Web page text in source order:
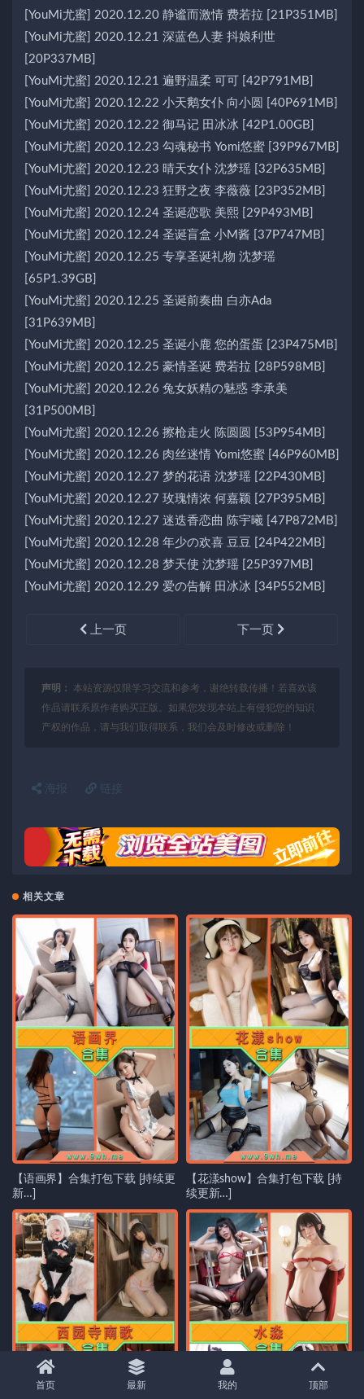
[YouMi尤蜜] 2020.12.20 静谧而激情 费若拉 [21P351MB]
[YouMi尤蜜] 2020.12.21 深蓝色人妻 抖娘利世
[20P337MB]
[YouMi尤蜜] 2020.12.21 遍野温柔 可可 [42P791MB]
[YouMi尤蜜] 2020.12.22 小天鹅女仆 向小圆 [40P691MB]
[YouMi尤蜜] 2020.12.22 御马记 田冰冰 [42P1.00GB]
[YouMi尤蜜] 2020.12.23 勾魂秘书 Yomi悠蜜 [39P967MB]
[YouMi尤蜜] 2020.12.23 晴天女仆 沈梦瑶 [32P635MB]
[YouMi尤蜜] 2020.12.23 狂野之夜 李薇薇 [23P352MB]
[YouMi尤蜜] 2020.12.24 圣诞恋歌 美熙 [29P493MB]
[YouMi尤蜜] 2020.12.24 圣诞盲盒 小M酱 [37P747MB]
[YouMi尤蜜] 2020.12.25 专享圣诞礼物 沈梦瑶
[65P1.39GB]
[YouMi尤蜜] 2020.12.25 圣诞前奏曲 白亦Ada
[31P639MB]
[YouMi尤蜜] 2020.12.25 圣诞小鹿 您的蛋蛋 [23P475MB]
[YouMi尤蜜] 2020.12.25 豪情圣诞 费若拉 [28P598MB]
[YouMi尤蜜] 2020.12.26 兔女妖精の魅惑 李承美
[31P500MB]
[YouMi尤蜜] 2020.12.26 擦枪走火 陈圆圆 [53P954MB]
[YouMi尤蜜] 2020.12.26 肉丝迷情 Yomi悠蜜 [46P960MB]
[YouMi尤蜜] 2020.12.27 梦的花语 沈梦瑶 [22P430MB]
[YouMi尤蜜] 2020.12.27 玫瑰情浓 何嘉颖 [27P395MB]
[YouMi尤蜜] 2020.12.27 迷迭香恋曲 陈宇曦 [47P872MB]
[YouMi尤蜜] 2020.12.28 年少の欢喜 豆豆 [24P422MB]
[YouMi尤蜜] 2020.12.28 梦天使 沈梦瑶 [25P397MB]
[YouMi尤蜜] 2020.12.29 爱の告解 田冰冰 [34P552MB]
上一页 下一页
声明：
本站资源仅限学习交流和参考，谢绝转载传播！若喜欢该
作品请联系原作者购买正版。如果您发现本站上有侵犯您的知识
产权的作品，请与我们取得联系，我们会及时修改或删除！
海报 链接
相关文章
【语画界】合集打包下载 [持续更
新…]
【花漾show】合集打包下载 [持
续更新…]
首页 最新 我的 顶部